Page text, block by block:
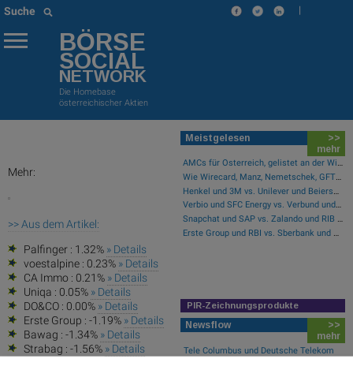
Suche |
BÖRSE
SOCIAL
NETWORK
Die Homebase
österreichischer Aktien
Mehr:
>> Aus dem Artikel:
Palfinger : 1.32% » Details
voestalpine : 0.23% » Details
CA Immo : 0.21% » Details
Uniqa : 0.05% » Details
DO&CO : 0.00% » Details
Erste Group : -1.19% » Details
Bawag : -1.34% » Details
Strabag : -1.56% » Details
Meistgelesen
>>
mehr
AMCs für Österreich, gelistet an der Wiener Börse
Wie Wirecard, Manz, Nemetschek, GFT Technologies, SAP und Rocket Internet für Gesprächsstoff sorgten
Henkel und 3M vs. Unilever und Beiersdorf – kommentierter KW 32 Peer Group Watch Konsumgüter
Verbio und SFC Energy vs. Verbund und Ballard Power Systems – kommentierter KW 32 Peer Group Watch Energie
Snapchat und SAP vs. Zalando und RIB Software – kommentierter KW 32 Peer Group Watch Computer, Software & Internet
Erste Group und RBI vs. Sberbank und HSBC Holdings – kommentierter KW 32 Peer Group Watch Banken
PIR-Zeichnungsprodukte
Newsflow
>>
mehr
Tele Columbus und Deutsche Telekom